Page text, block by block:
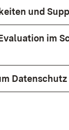
und
im
Datenschutz